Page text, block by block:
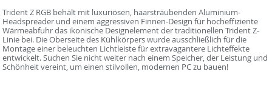
Trident Z RGB behält mit luxuriösen, haarsträubenden Aluminium-
Headspreader und einem aggressiven Finnen-Design für hocheffiziente
Wärmeabfuhr das ikonische Designelement der traditionellen Trident Z-
Linie bei. Die Oberseite des Kühlkörpers wurde ausschließlich für die
Montage einer beleuchten Lichtleiste für extravagantere Lichteffekte
entwickelt. Suchen Sie nicht weiter nach einem Speicher, der Leistung und
Schönheit vereint, um einen stilvollen, modernen PC zu bauen!